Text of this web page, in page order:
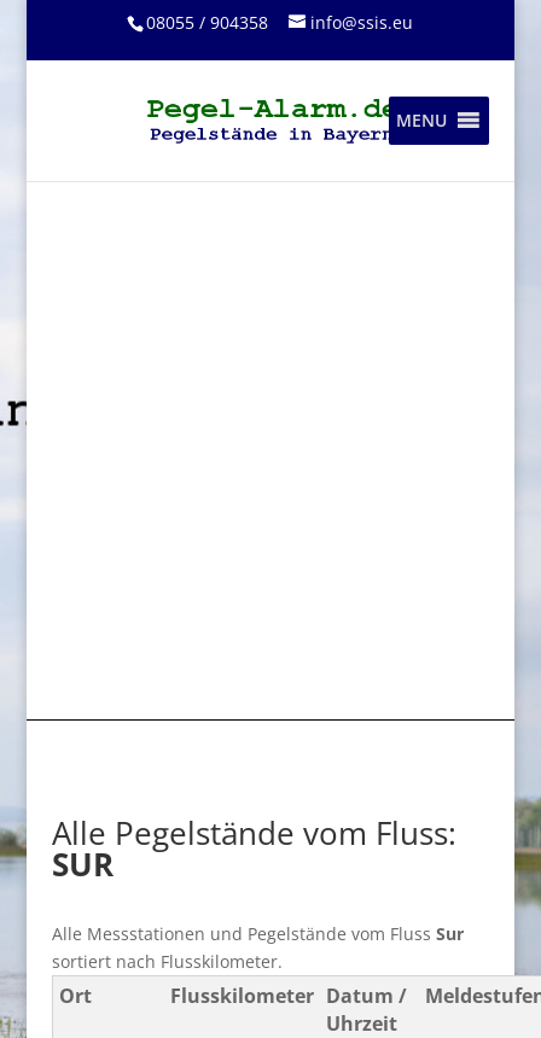
08055 / 904358 info@ssis.eu
MENU
Alle Pegelstände vom Fluss:
SUR
Alle Messstationen und Pegelstände vom Fluss Sur
sortiert nach Flusskilometer.
Ort Flusskilometer Datum /
Uhrzeit